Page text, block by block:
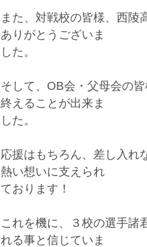
また、対戦校の皆様、西陵
ありがとうございま
した。
そして、OB会・父母会の
終えることが出来ま
した。
応援はもちろん、差し入れ
熱い想いに支えられ
ております！
これを機に、３校の選手諸
れる事と信じていま